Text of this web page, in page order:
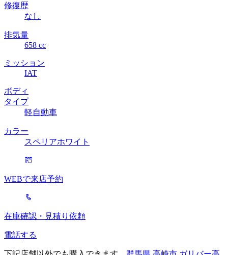
修復歴
なし
排気量
658 cc
ミッション
IAT
ボディ
タイプ
軽自動車
カラー
スペリアホワイト
WEBで来店予約
在庫確認・見積り依頼
電話する